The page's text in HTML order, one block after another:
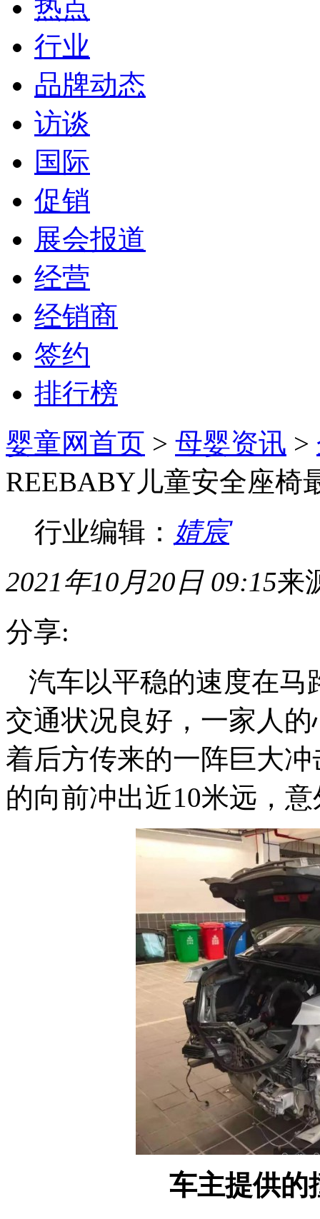
热点
行业
品牌动态
访谈
国际
促销
展会报道
经营
经销商
签约
排行榜
婴童网首页 > 母婴资讯 >
REEBABY儿童安全座椅
行业编辑： 婧宸
2021年10月20日 09:15来
分享:
汽车以平稳的速度在马
交通状况良好，一家人
着后方传来的一阵巨大
的向前冲出近10米远，
车主提供的